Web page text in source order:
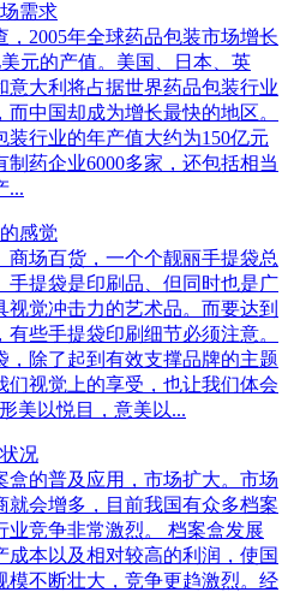
需求
，2005年全球药品包装市场增长
元的产值。美国、日本、英
意大利将占据世界药品包装行业
而中国却成为增长最快的地区。
装行业的年产值大约为150亿元
制药企业6000多家，还包括相当
...
感觉
商场百货，一个个靓丽手提袋总
手提袋是印刷品、但同时也是广
视觉冲击力的艺术品。而要达到
些手提袋印刷细节必须注意。
，除了起到有效支撑品牌的主题
们视觉上的享受，也让我们体会
美以悦目，意美以...
况
盒的普及应用，市场扩大。市场
就会增多，目前我国有众多档案
业竞争非常激烈。 档案盒发展
成本以及相对较高的利润，使国
模不断壮大，竞争更趋激烈。经